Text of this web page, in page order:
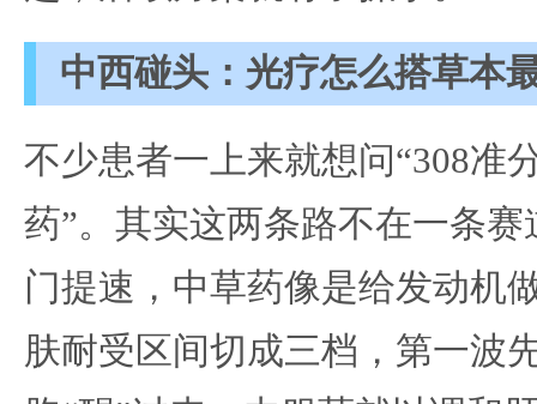
中西碰头：光疗怎么搭草本
不少患者一上来就想问“308准
药”。其实这两条路不在一条
门提速，中草药像是给发动机
肤耐受区间切成三档，第一波